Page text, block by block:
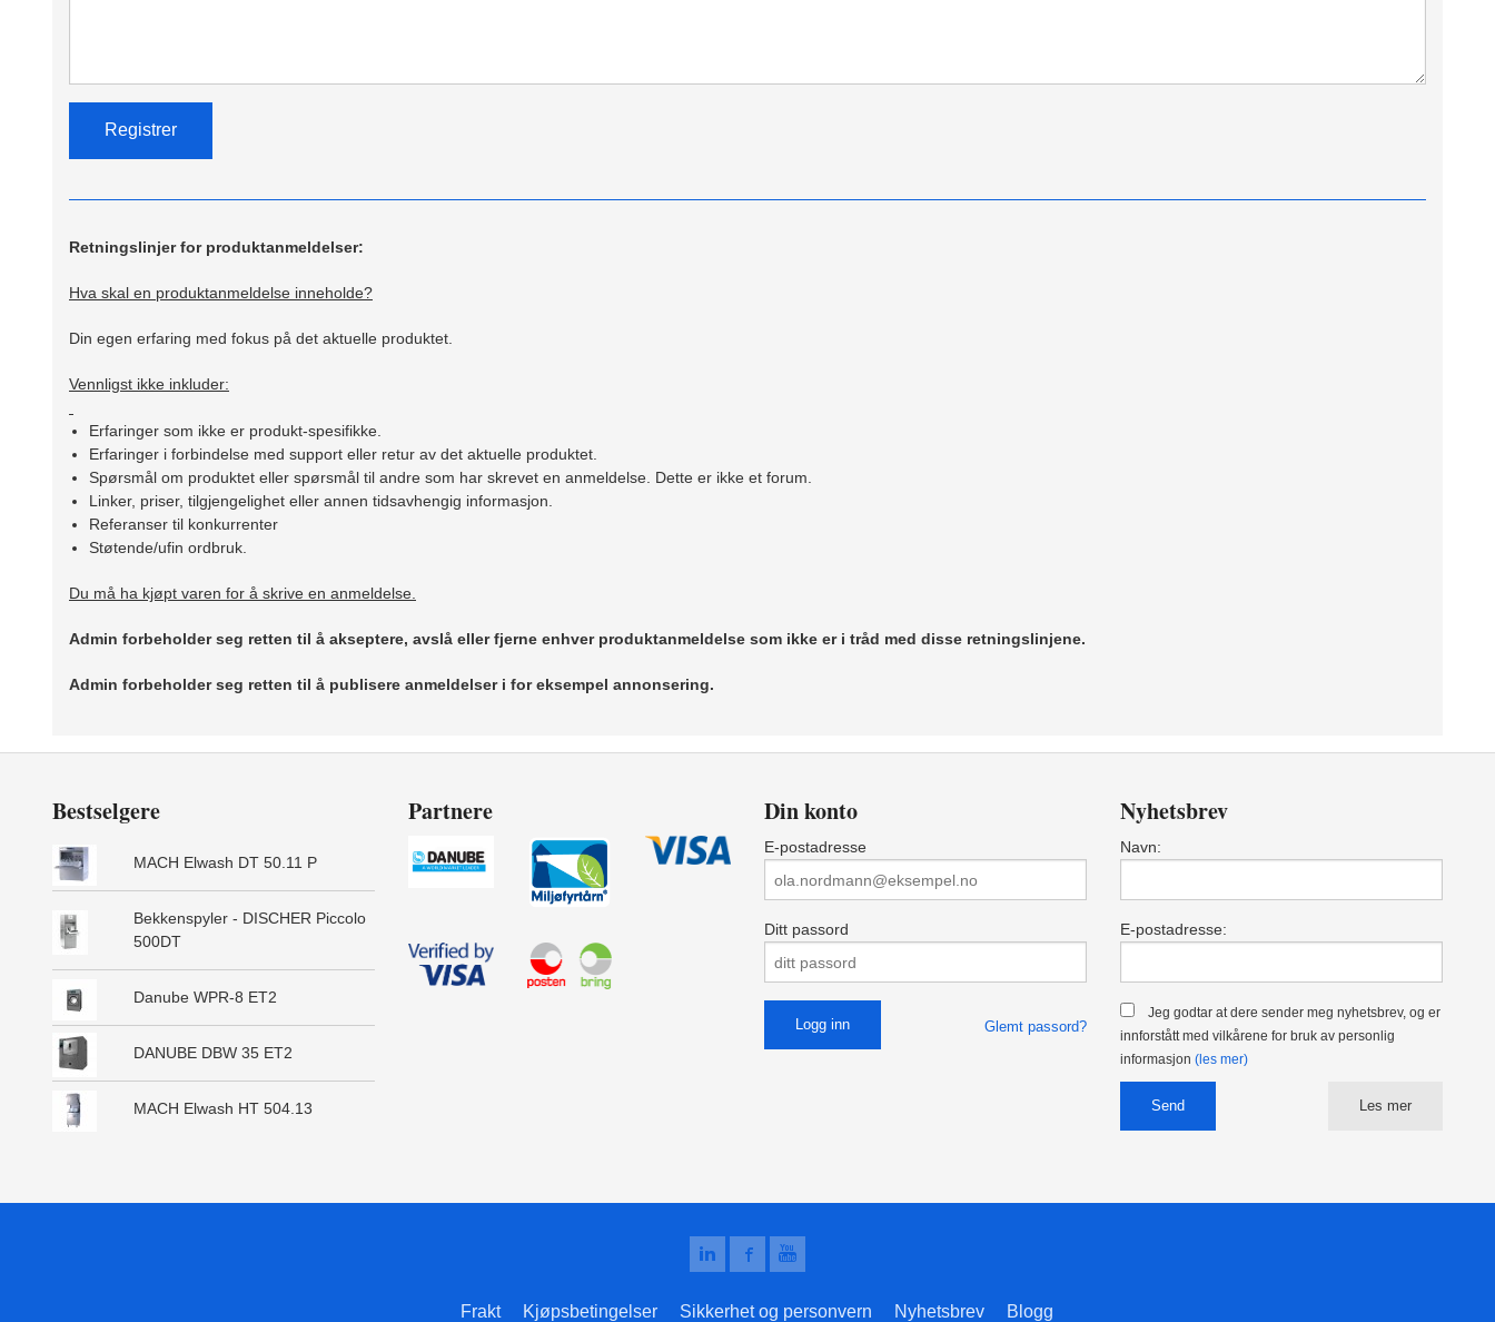
Retningslinjer for produktanmeldelser:
Hva skal en produktanmeldelse inneholde?
Din egen erfaring med fokus på det aktuelle produktet.
Vennligst ikke inkluder:
Erfaringer som ikke er produkt-spesifikke.
Erfaringer i forbindelse med support eller retur av det aktuelle produktet.
Spørsmål om produktet eller spørsmål til andre som har skrevet en anmeldelse. Dette er ikke et forum.
Linker, priser, tilgjengelighet eller annen tidsavhengig informasjon.
Referanser til konkurrenter
Støtende/ufin ordbruk.
Du må ha kjøpt varen for å skrive en anmeldelse.
Admin forbeholder seg retten til å akseptere, avslå eller fjerne enhver produktanmeldelse som ikke er i tråd med disse retningslinjene.
Admin forbeholder seg retten til å publisere anmeldelser i for eksempel annonsering.
Bestselgere
MACH Elwash DT 50.11 P
Bekkenspyler - DISCHER Piccolo
500DT
Danube WPR-8 ET2
DANUBE DBW 35 ET2
MACH Elwash HT 504.13
Partnere Din konto
E-postadresse
Ditt passord
Glemt passord?
Nyhetsbrev
Navn:
E-postadresse:
Jeg godtar at dere sender meg nyhetsbrev, og er
innforstått med vilkårene for bruk av personlig
informasjon (les mer)
Les mer
Frakt Kjøpsbetingelser Sikkerhet og personvern Nyhetsbrev Blogg